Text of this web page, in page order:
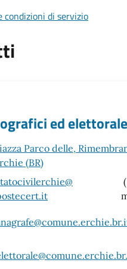
condizioni di servizio
ed elettorale
Parco delle,
(BR)